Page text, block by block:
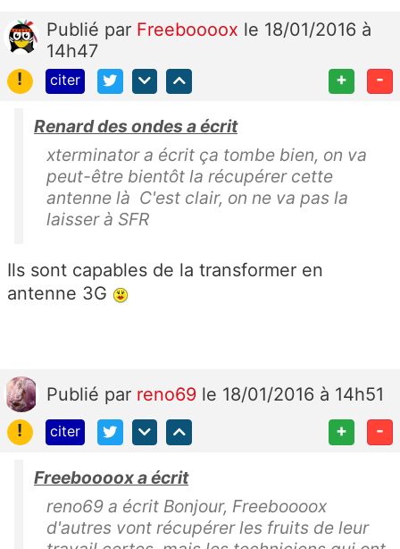
Publié par Freeboooox le 18/01/2016 à
14h47
!
citer + -
Renard des ondes a écrit
xterminator a écrit ça tombe bien, on va
peut-être bientôt la récupérer cette
antenne là C'est clair, on ne va pas la
laisser à SFR
Ils sont capables de la transformer en
antenne 3G
Publié par reno69 le 18/01/2016 à 14h51
!
citer + -
Freeboooox a écrit
reno69 a écrit Bonjour, Freeboooox
d'autres vont récupérer les fruits de leur